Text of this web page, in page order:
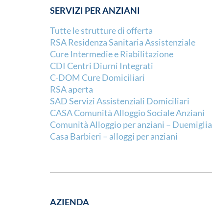
SERVIZI PER ANZIANI
Tutte le strutture di offerta
RSA Residenza Sanitaria Assistenziale
Cure Intermedie e Riabilitazione
CDI Centri Diurni Integrati
C-DOM Cure Domiciliari
RSA aperta
SAD Servizi Assistenziali Domiciliari
CASA Comunità Alloggio Sociale Anziani
Comunità Alloggio per anziani – Duemiglia
Casa Barbieri – alloggi per anziani
AZIENDA